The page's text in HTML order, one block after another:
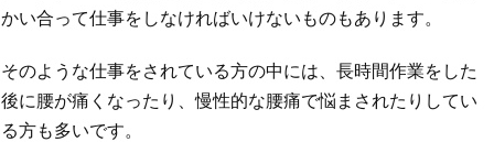
かい合って仕事をしなければいけないものもあります。
そのような仕事をされている方の中には、長時間作業をした
後に腰が痛くなったり、慢性的な腰痛で悩まされたりしてい
る方も多いです。